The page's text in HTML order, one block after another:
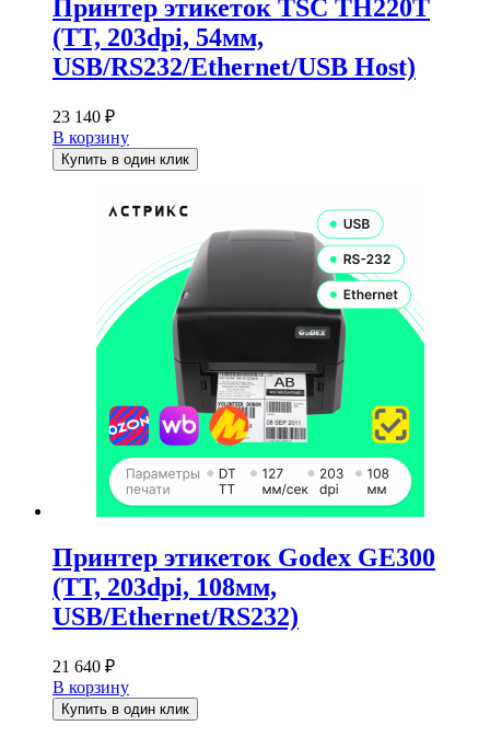
Принтер этикеток TSC TH220T
(TT, 203dpi, 54мм,
USB/RS232/Ethernet/USB Host)
23 140 ₽
В корзину
Купить в один клик
Принтер этикеток Godex GE300
(TT, 203dpi, 108мм,
USB/Ethernet/RS232)
21 640 ₽
В корзину
Купить в один клик